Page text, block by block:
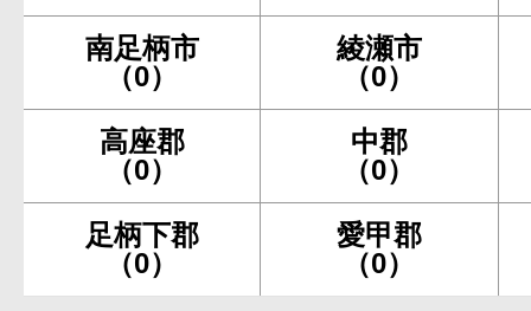
南足柄市
（0）
綾瀬市
（0）
高座郡
（0）
中郡
（0）
足柄下郡
（0）
愛甲郡
（0）